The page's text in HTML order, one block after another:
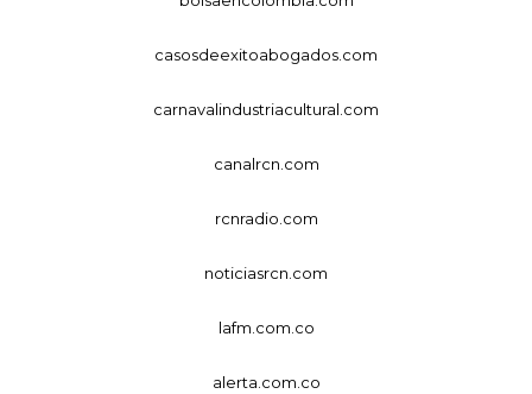
casosdeexitoabogados.com
carnavalindustriacultural.com
canalrcn.com
rcnradio.com
noticiasrcn.com
lafm.com.co
alerta.com.co